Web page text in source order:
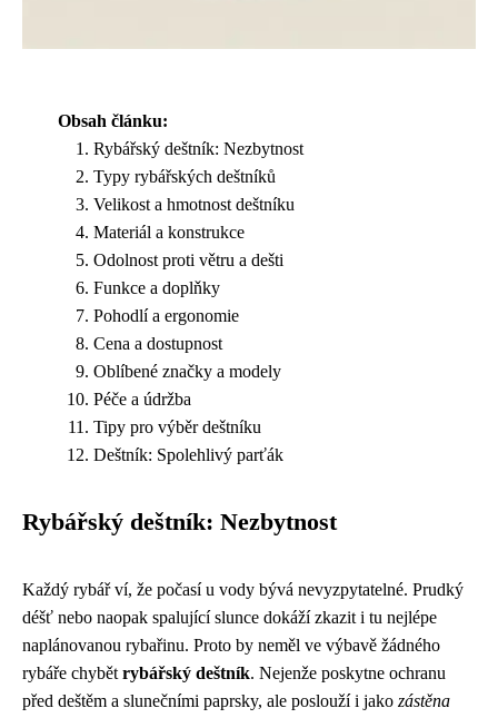
Obsah článku:
Rybářský deštník: Nezbytnost
Typy rybářských deštníků
Velikost a hmotnost deštníku
Materiál a konstrukce
Odolnost proti větru a dešti
Funkce a doplňky
Pohodlí a ergonomie
Cena a dostupnost
Oblíbené značky a modely
Péče a údržba
Tipy pro výběr deštníku
Deštník: Spolehlivý parťák
Rybářský deštník: Nezbytnost
Každý rybář ví, že počasí u vody bývá nevyzpytatelné. Prudký
déšť nebo naopak spalující slunce dokáží zkazit i tu nejlépe
naplánovanou rybařinu. Proto by neměl ve výbavě žádného
rybáře chybět rybářský deštník. Nejenže poskytne ochranu
před deštěm a slunečními paprsky, ale poslouží i jako zástěna